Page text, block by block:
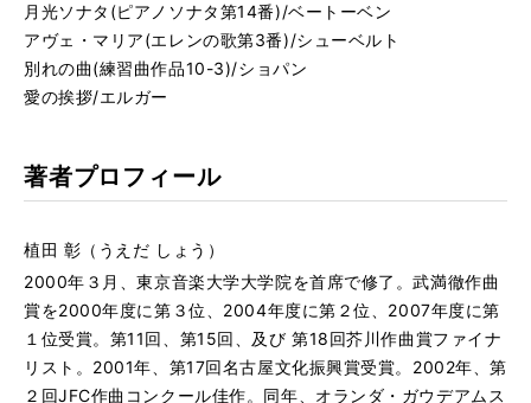
月光ソナタ(ピアノソナタ第14番)/ベートーベン
アヴェ・マリア(エレンの歌第3番)/シューベルト
別れの曲(練習曲作品10-3)/ショパン
愛の挨拶/エルガー
著者プロフィール
植田 彰（うえだ しょう）
2000年３月、東京音楽大学大学院を首席で修了。武満徹作曲
賞を2000年度に第３位、2004年度に第２位、2007年度に第
１位受賞。第11回、第15回、及び 第18回芥川作曲賞ファイナ
リスト。2001年、第17回名古屋文化振興賞受賞。2002年、第
２回JFC作曲コンクール佳作。同年、オランダ・ガウデアムス